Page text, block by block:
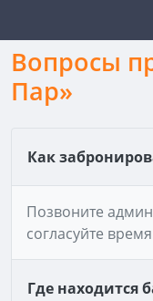
Вопросы
Пар»
Как
Позвоните
согласуйте
Где находится